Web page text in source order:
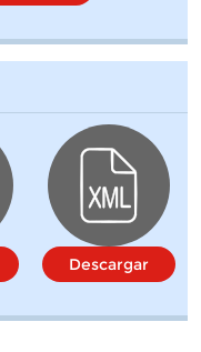
Descargar